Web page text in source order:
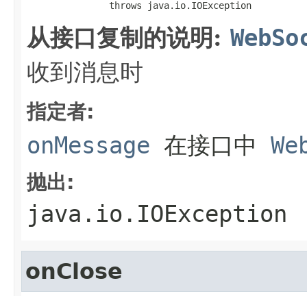
               throws java.io.IOException
从接口复制的说明:
收到消息时
指定者:
onMessage 在接口中
抛出:
java.io.IOException
onClose